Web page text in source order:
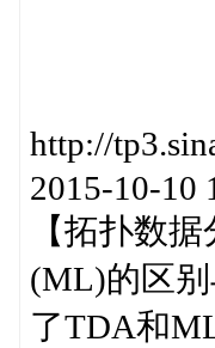
http://
2015-10-10
【拓扑数
(ML)的区
了TDA和